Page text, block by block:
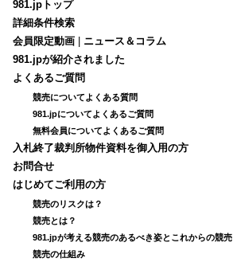
981.jpトップ
詳細条件検索
会員限定動画
ニュース＆コラム
981.jpが紹介されました
よくあるご質問
競売についてよくある質問
981.jpについてよくあるご質問
無料会員についてよくあるご質問
入札終了裁判所物件資料を御入用の方
お問合せ
はじめてご利用の方
競売のリスクは？
競売とは？
981.jpが考える競売のあるべき姿とこれからの競売
競売の仕組み